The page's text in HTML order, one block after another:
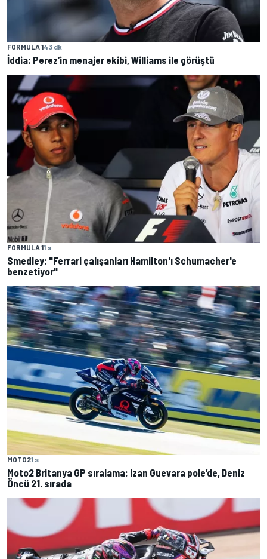
FORMULA 143 dk
İddia: Perez’in menajer ekibi, Williams ile görüştü
FORMULA 11 s
Smedley: "Ferrari çalışanları Hamilton'ı Schumacher'e
benzetiyor"
MOTO21 s
Moto2 Britanya GP sıralama: Izan Guevara pole’de, Deniz
Öncü 21. sırada